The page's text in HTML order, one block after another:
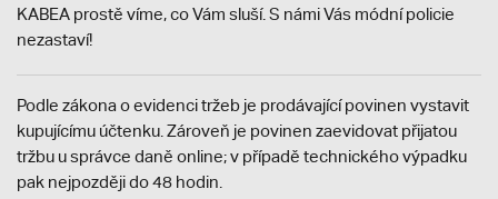
KABEA prostě víme, co Vám sluší. S námi Vás módní policie
nezastaví!
Podle zákona o evidenci tržeb je prodávající povinen vystavit
kupujícímu účtenku. Zároveň je povinen zaevidovat přijatou
tržbu u správce daně online; v případě technického výpadku
pak nejpozději do 48 hodin.